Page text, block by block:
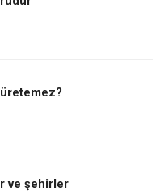
ve şehirler